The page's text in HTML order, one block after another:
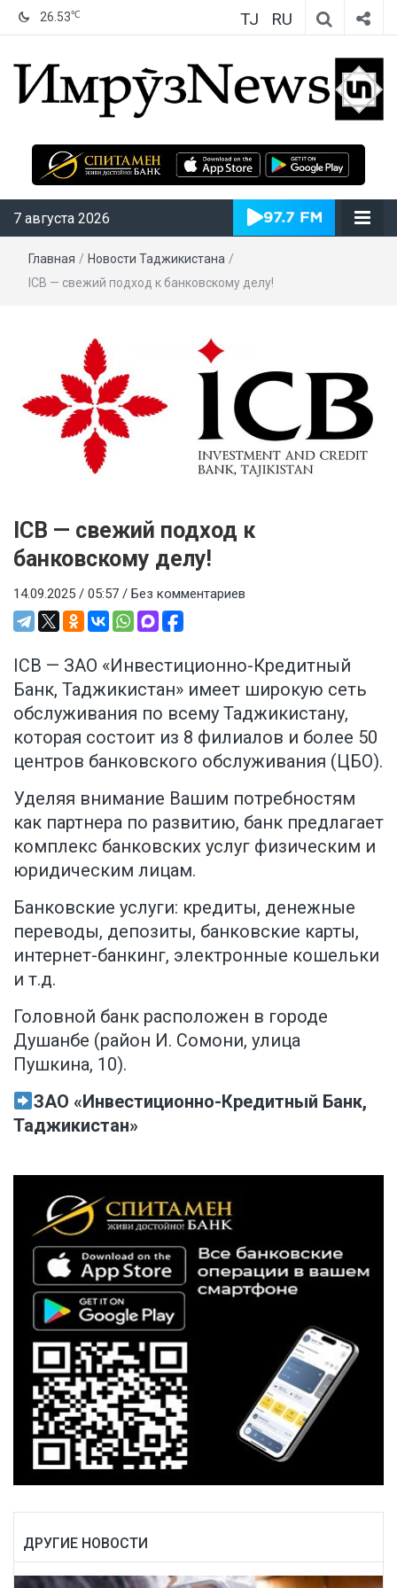
26.53℃ TJ RU
ИмрӯзNews
7 августа 2026
Главная / Новости Таджикистана /
ICB — свежий подход к банковскому делу!
ICB — свежий подход к
банковскому делу!
14.09.2025 / 05:57 / Без комментариев
ICB — ЗАО «Инвестиционно-Кредитный
Банк, Таджикистан» имеет широкую сеть
обслуживания по всему Таджикистану,
которая состоит из 8 филиалов и более 50
центров банковского обслуживания (ЦБО).
Уделяя внимание Вашим потребностям
как партнера по развитию, банк предлагает
комплекс банковских услуг физическим и
юридическим лицам.
Банковские услуги: кредиты, денежные
переводы, депозиты, банковские карты,
интернет-банкинг, электронные кошельки
и т.д.
Головной банк расположен в городе
Душанбе (район И. Сомони, улица
Пушкина, 10).
ЗАО «Инвестиционно-Кредитный Банк,
Таджикистан»
ДРУГИЕ НОВОСТИ